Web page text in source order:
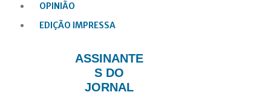
OPINIÃO
EDIÇÃO IMPRESSA
ASSINANTE
S DO
JORNAL